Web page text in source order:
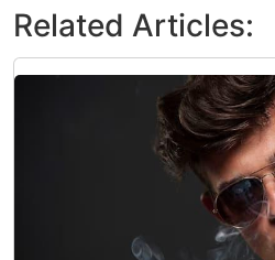
Related Articles: